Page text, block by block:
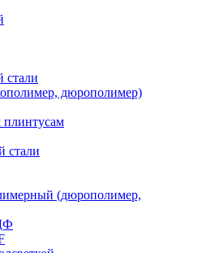
стали
дюрополимер)
плинтусам
стали
(дюрополимер,